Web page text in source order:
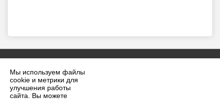
Мы используем файлы
cookie и метрики для
улучшения работы
сайта. Вы можете